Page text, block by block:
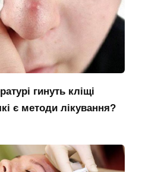
гинуть кліщі
є методи лікування?